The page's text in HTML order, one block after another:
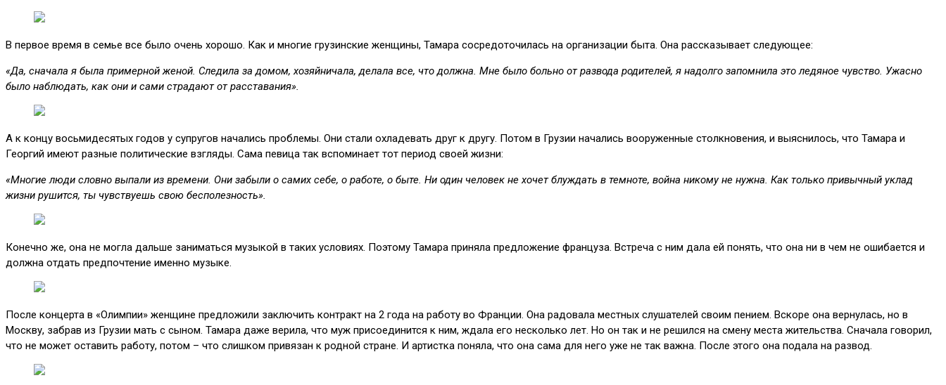
В первое время в семье все было очень хорошо. Как и многие грузинские женщины, Тамара сосредоточилась на организации быта. Она рассказывает следующее:
«Да, сначала я была примерной женой. Следила за домом, хозяйничала, делала все, что должна. Мне было больно от развода родителей, я надолго запомнила это ледяное чувство. Ужасно
было наблюдать, как они и сами страдают от расставания».
А к концу восьмидесятых годов у супругов начались проблемы. Они стали охладевать друг к другу. Потом в Грузии начались вооруженные столкновения, и выяснилось, что Тамара и
Георгий имеют разные политические взгляды. Сама певица так вспоминает тот период своей жизни:
«Многие люди словно выпали из времени. Они забыли о самих себе, о работе, о быте. Ни один человек не хочет блуждать в темноте, война никому не нужна. Как только привычный уклад
жизни рушится, ты чувствуешь свою бесполезность».
Конечно же, она не могла дальше заниматься музыкой в таких условиях. Поэтому Тамара приняла предложение француза. Встреча с ним дала ей понять, что она ни в чем не ошибается и
должна отдать предпочтение именно музыке.
После концерта в «Олимпии» женщине предложили заключить контракт на 2 года на работу во Франции. Она радовала местных слушателей своим пением. Вскоре она вернулась, но в
Москву, забрав из Грузии мать с сыном. Тамара даже верила, что муж присоединится к ним, ждала его несколько лет. Но он так и не решился на смену места жительства. Сначала говорил,
что не может оставить работу, потом – что слишком привязан к родной стране. И артистка поняла, что она сама для него уже не так важна. После этого она подала на развод.